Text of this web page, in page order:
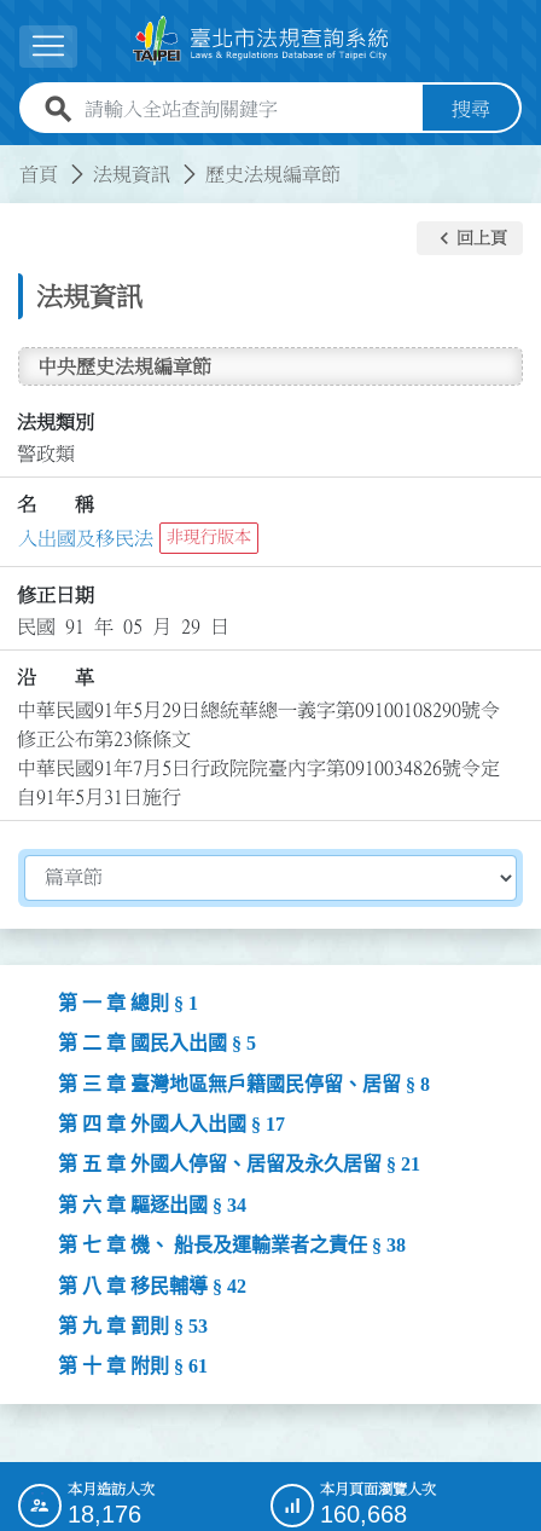
展開選單
全站查詢關鍵字欄位 搜尋
首頁 法規資訊 歷史法規編章節
法規資訊
keyboard_arrow_left 回上頁
中央歷史法規編章節
法規類別
警政類
名 稱
入出國及移民法
非現行版本
修正日期
民國 91 年 05 月 29 日
沿 革
中華民國91年5月29日總統華總一義字第09100108290號令
修正公布第23條條文
中華民國91年7月5日行政院院臺內字第0910034826號令定
自91年5月31日施行
切換選擇法規資訊內容
第 一 章 總則 § 1
第 二 章 國民入出國 § 5
第 三 章 臺灣地區無戶籍國民停留、居留 § 8
第 四 章 外國人入出國 § 17
第 五 章 外國人停留、居留及永久居留 § 21
第 六 章 驅逐出國 § 34
第 七 章 機、 船長及運輸業者之責任 § 38
第 八 章 移民輔導 § 42
第 九 章 罰則 § 53
第 十 章 附則 § 61
::: 本月造訪人次
18,176
本月頁面瀏覽人次
160,668